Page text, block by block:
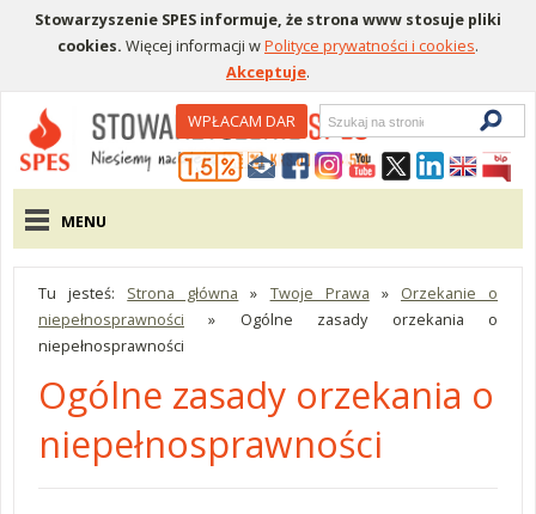
Stowarzyszenie SPES informuje, że strona www stosuje pliki
cookies. Więcej informacji wPolityce prywatności i cookies.
Akceptuje.
Menu pomocniczeWPŁACAM DAR
Wyszukiwarka
Menu główne
MENU
Tu jesteś: Strona główna » Twoje Prawa » Orzekanie o
niepełnosprawności » Ogólne zasady orzekania o
niepełnosprawności
Ogólne zasady orzekania o
niepełnosprawności